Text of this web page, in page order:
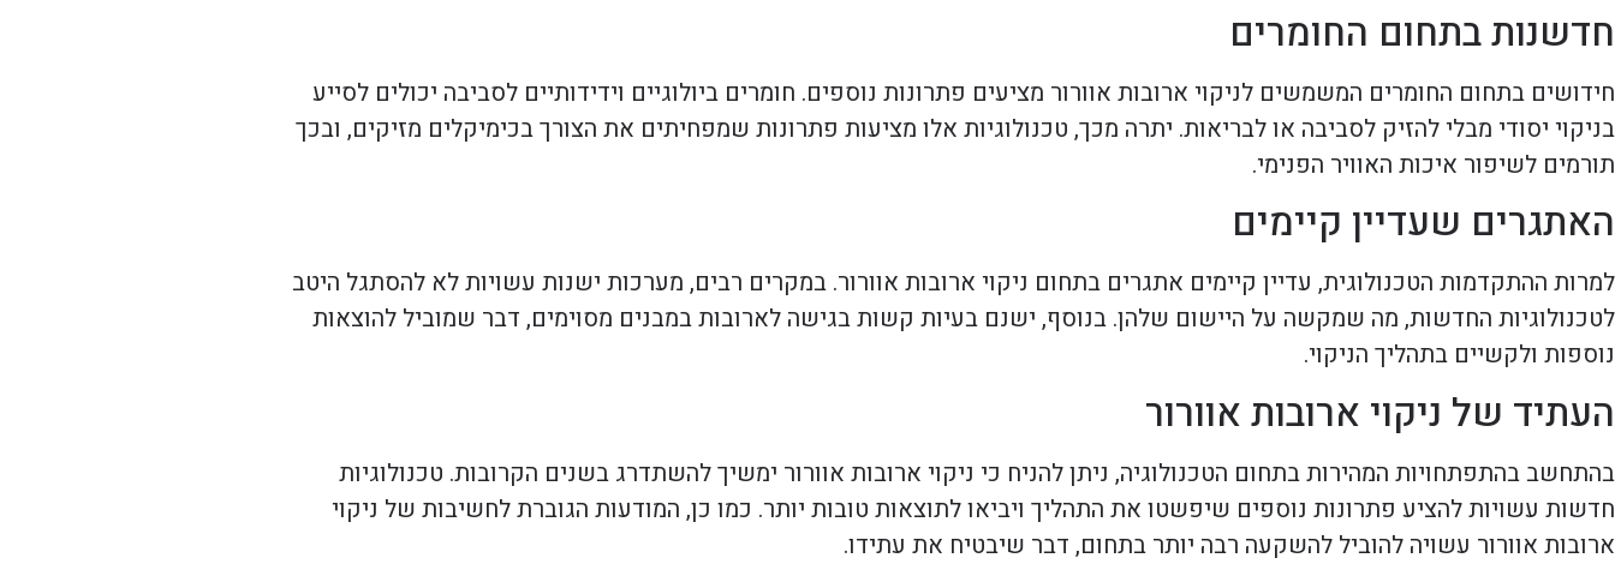
חדשנות בתחום החומרים
חידושים בתחום החומרים המשמשים לניקוי ארובות אוורור מציעים פתרונות נוספים. חומרים ביולוגיים וידידותיים לסביבה יכולים לסייע
בניקוי יסודי מבלי להזיק לסביבה או לבריאות. יתרה מכך, טכנולוגיות אלו מציעות פתרונות שמפחיתים את הצורך בכימיקלים מזיקים, ובכך
תורמים לשיפור איכות האוויר הפנימי.
האתגרים שעדיין קיימים
למרות ההתקדמות הטכנולוגית, עדיין קיימים אתגרים בתחום ניקוי ארובות אוורור. במקרים רבים, מערכות ישנות עשויות לא להסתגל היטב
לטכנולוגיות החדשות, מה שמקשה על היישום שלהן. בנוסף, ישנם בעיות קשות בגישה לארובות במבנים מסוימים, דבר שמוביל להוצאות
נוספות ולקשיים בתהליך הניקוי.
העתיד של ניקוי ארובות אוורור
בהתחשב בהתפתחויות המהירות בתחום הטכנולוגיה, ניתן להניח כי ניקוי ארובות אוורור ימשיך להשתדרג בשנים הקרובות. טכנולוגיות
חדשות עשויות להציע פתרונות נוספים שיפשטו את התהליך ויביאו לתוצאות טובות יותר. כמו כן, המודעות הגוברת לחשיבות של ניקוי
ארובות אוורור עשויה להוביל להשקעה רבה יותר בתחום, דבר שיבטיח את עתידו.